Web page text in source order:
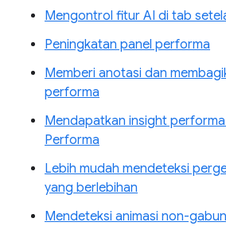
Mengontrol fitur AI di tab
Peningkatan panel performa
Memberi anotasi dan
performa
Mendapatkan insight
Performa
Lebih mudah mendeteksi
yang berlebihan
Mendeteksi animasi non-